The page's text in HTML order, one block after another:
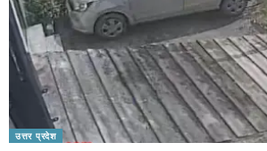
उत्तर प्रदेश